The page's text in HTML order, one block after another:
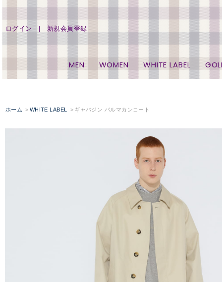
ログイン 新規会員登録
MEN WOMEN WHITE LABEL
ホーム WHITE LABEL ギャバジン バルマカンコート